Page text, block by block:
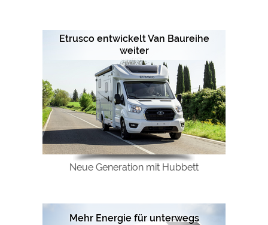
Etrusco entwickelt Van Baureihe
weiter
Neue Generation mit Hubbett
Mehr Energie für unterwegs